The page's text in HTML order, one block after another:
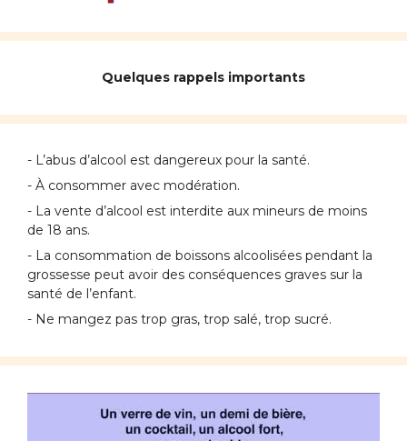
Quelques rappels importants
- L’abus d’alcool est dangereux pour la santé.
- À consommer avec modération.
- La vente d’alcool est interdite aux mineurs de moins
de 18 ans.
- La consommation de boissons alcoolisées pendant la
grossesse peut avoir des conséquences graves sur la
santé de l’enfant.
- Ne mangez pas trop gras, trop salé, trop sucré.